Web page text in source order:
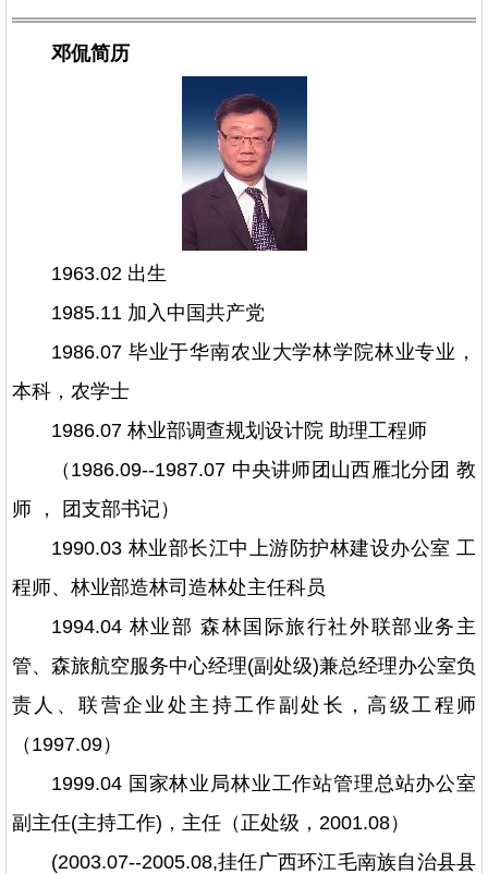
邓侃简历
1963.02 出生
1985.11 加入中国共产党
1986.07 毕业于华南农业大学林学院林业专业，
本科，农学士
1986.07 林业部调查规划设计院 助理工程师
（1986.09--1987.07 中央讲师团山西雁北分团 教
师 ， 团支部书记）
1990.03 林业部长江中上游防护林建设办公室 工
程师、林业部造林司造林处主任科员
1994.04 林业部 森林国际旅行社外联部业务主
管、森旅航空服务中心经理(副处级)兼总经理办公室负
责人、联营企业处主持工作副处长，高级工程师
（1997.09）
1999.04 国家林业局林业工作站管理总站办公室
副主任(主持工作)，主任（正处级，2001.08）
(2003.07--2005.08,挂任广西环江毛南族自治县县